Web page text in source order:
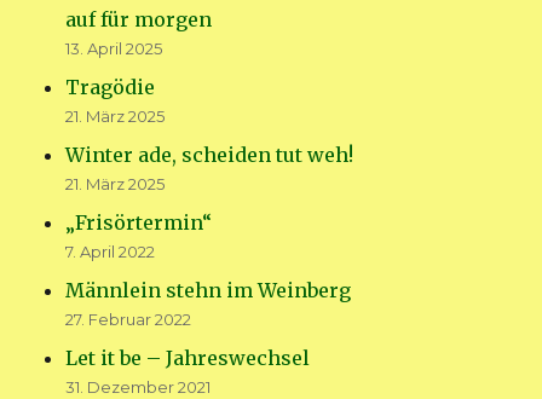
auf für morgen
13. April 2025
Tragödie
21. März 2025
Winter ade, scheiden tut weh!
21. März 2025
„Frisörtermin“
7. April 2022
Männlein stehn im Weinberg
27. Februar 2022
Let it be – Jahreswechsel
31. Dezember 2021